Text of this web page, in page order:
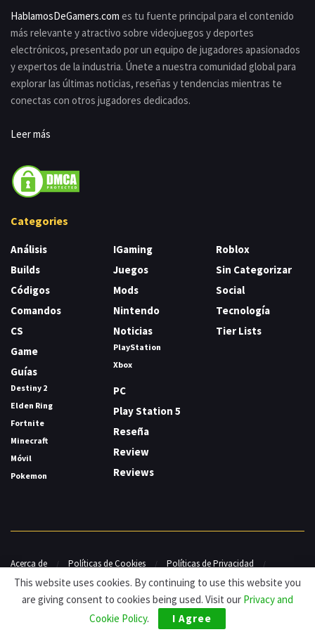
HablamosDeGamers.com es tu fuente principal para el contenido
más relevante y atractivo sobre videojuegos y deportes
electrónicos, presentado por un equipo de jugadores apasionados
y expertos de la industria. Únete a nuestra comunidad global para
explorar las últimas noticias, reseñas y tendencias mientras te
conectas con otros jugadores dedicados.
Leer más
Categories
Análisis
Builds
Códigos
Comandos
CS
Game
Guías
Destiny 2
Elden Ring
Fortnite
Minecraft
Móvil
Pokemon
IGaming
Juegos
Mods
Nintendo
Noticias
PlayStation
Xbox
PC
Play Station 5
Reseña
Review
Reviews
Roblox
Sin Categorizar
Social
Tecnología
Tier Lists
Acerca de Políticas de Cookies
Políticas de Privacidad
Contacto
© HDG Hablamos de Gamers 2026.
This website uses cookies. By continuing to use this website you
are giving consent to cookies being used. Visit our Privacy and
Cookie Policy. I Agree